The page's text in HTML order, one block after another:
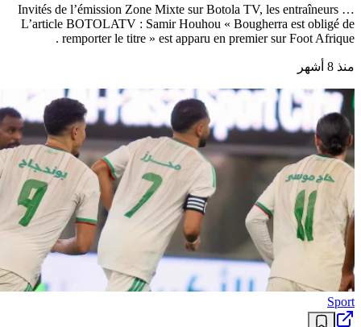
Invités de l’émission Zone Mixte sur Botola TV, les entraîneurs …
L’article BOTOLATV : Samir Houhou « Bougherra est obligé de
remporter le titre » est apparu en premier sur Foot Afrique .
منذ 8 أشهر
Sport